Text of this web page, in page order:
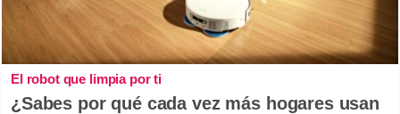
El robot que limpia por ti
¿Sabes por qué cada vez más hogares usan